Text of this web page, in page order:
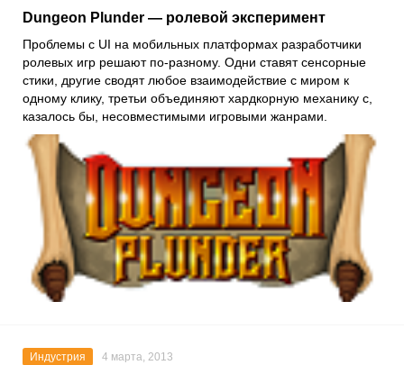
Dungeon Plunder — ролевой эксперимент
Проблемы с UI на мобильных платформах разработчики
ролевых игр решают по-разному. Одни ставят сенсорные
стики, другие сводят любое взаимодействие с миром к
одному клику, третьи объединяют хардкорную механику с,
казалось бы, несовместимыми игровыми жанрами.
Индустрия 4 марта, 2013